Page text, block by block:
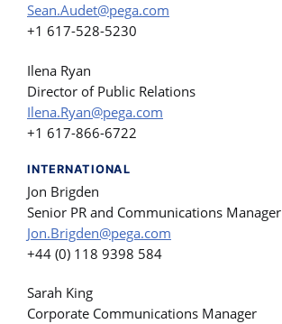
Sean.Audet@pega.com
+1 617-528-5230
Ilena Ryan
Director of Public Relations
Ilena.Ryan@pega.com
+1 617-866-6722
INTERNATIONAL
Jon Brigden
Senior PR and Communications Manager
Jon.Brigden@pega.com
+44 (0) 118 9398 584
Sarah King
Corporate Communications Manager